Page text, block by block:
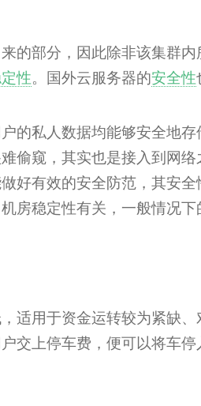
的部分，因此除非该集群
性。国外云服务器的安全性
的私人数据均能够安全地
偷窥，其实也是接入到网
好有效的安全防范，其安
房稳定性有关，一般情况下
适用于资金运转较为紧缺
交上停车费，便可以将车